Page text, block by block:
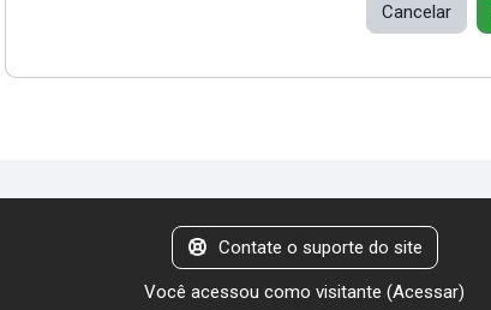
Cancelar
Contate o suporte do site
Você acessou como visitante (Acessar)